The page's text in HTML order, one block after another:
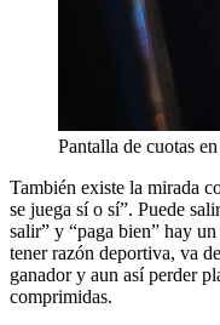
Pantalla de cuotas
También existe la mirada
se juega sí o sí”. Puede
salir” y “paga bien” hay
tener razón deportiva, va
ganador y aun así perder
comprimidas.